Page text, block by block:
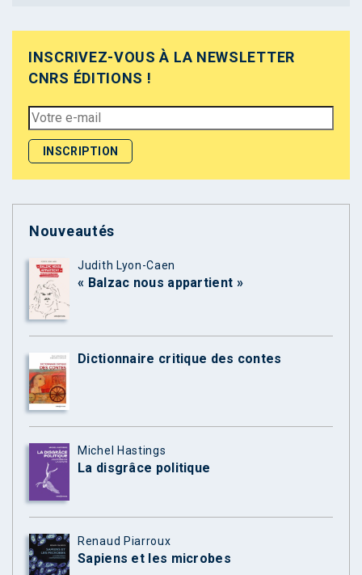
INSCRIVEZ-VOUS À LA NEWSLETTER
CNRS ÉDITIONS !
Nouveautés
Judith Lyon-Caen
« Balzac nous appartient »
Dictionnaire critique des contes
Michel Hastings
La disgrâce politique
Renaud Piarroux
Sapiens et les microbes